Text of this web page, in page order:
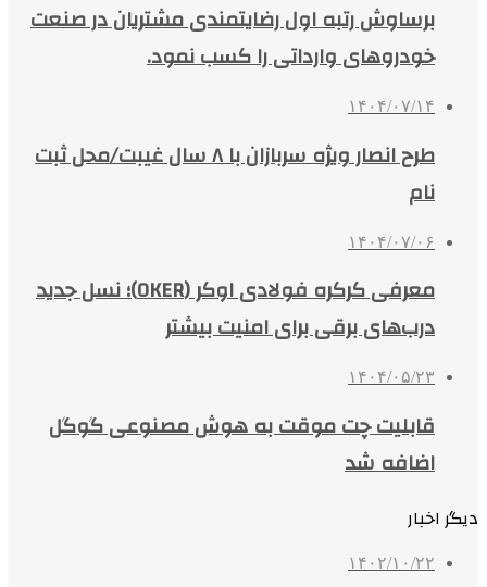
برساوش رتبه اول رضایتمندی مشتریان در صنعت
خودروهای وارداتی را کسب نمود.
۱۴۰۴/۰۷/۱۴
طرح انصار ویژه سربازان با ۸ سال غیبت/محل ثبت
نام
۱۴۰۴/۰۷/۰۶
معرفی کرکره فولادی اوکر (OKER)؛ نسل جدید
درب‌های برقی برای امنیت بیشتر
۱۴۰۴/۰۵/۲۳
قابلیت چت موقت به هوش مصنوعی گوگل
اضافه شد
دیگر اخبار
۱۴۰۲/۱۰/۲۲